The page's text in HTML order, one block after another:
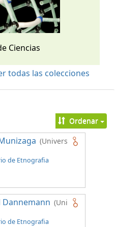
Ciencias
todas las colecciones
Ordenar
(Univers
de Etnografia
Dannemann (Uni
de Etnografia